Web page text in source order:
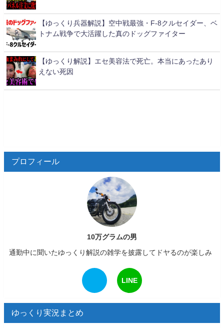
【ゆっくり兵器解説】空中戦最強・F-8クルセイダー、ベ
トナム戦争で大活躍した真のドッグファイター
【ゆっくり解説】エセ美容法で死亡。本当にあったあり
えない死因
プロフィール
10万グラムの男
通勤中に聞いたゆっくり解説の雑学を披露してドヤるのが楽しみ
LINE
ゆっくり実況まとめ